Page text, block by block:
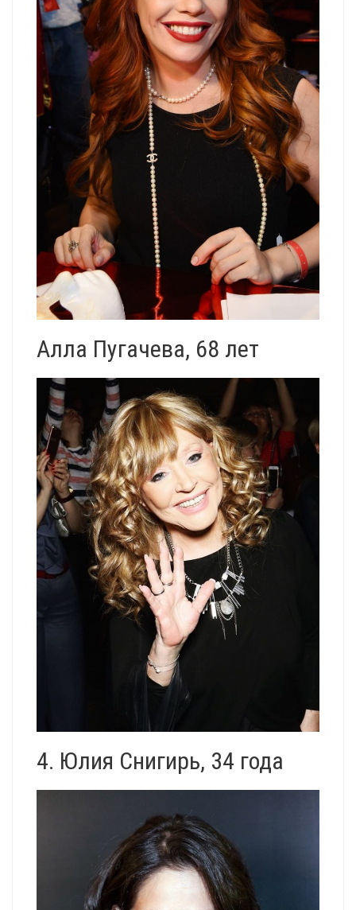
Алла Пугачева, 68 лет
4. Юлия Снигирь, 34 года